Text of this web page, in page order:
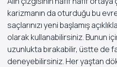
karizmanın da oturduğu bu
saçlarınızı yeni başlamış
olarak kullanabilirsiniz. Bunun
uzunlukta bırakabilir, üstte de
deneyebilirsiniz. Her yaştan